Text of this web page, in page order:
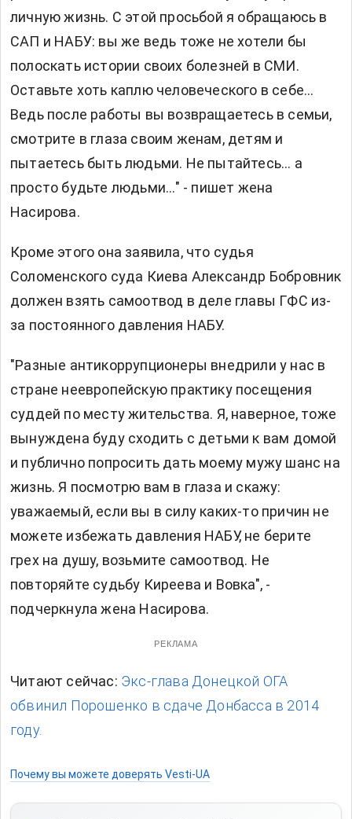
личную жизнь. С этой просьбой я обращаюсь в
САП и НАБУ: вы же ведь тоже не хотели бы
полоскать истории своих болезней в СМИ.
Оставьте хоть каплю человеческого в себе...
Ведь после работы вы возвращаетесь в семьи,
смотрите в глаза своим женам, детям и
пытаетесь быть людьми. Не пытайтесь... а
просто будьте людьми..." - пишет жена
Насирова.
Кроме этого она заявила, что судья
Соломенского суда Киева Александр Бобровник
должен взять самоотвод в деле главы ГФС из-
за постоянного давления НАБУ.
"Разные антикоррупционеры внедрили у нас в
стране неевропейскую практику посещения
суддей по месту жительства. Я, наверное, тоже
вынуждена буду сходить с детьми к вам домой
и публично попросить дать моему мужу шанс на
жизнь. Я посмотрю вам в глаза и скажу:
уважаемый, если вы в силу каких-то причин не
можете избежать давления НАБУ, не берите
грех на душу, возьмите самоотвод. Не
повторяйте судьбу Киреева и Вовка", -
подчеркнула жена Насирова.
РЕКЛАМА
Читают сейчас: Экс-глава Донецкой ОГА
обвинил Порошенко в сдаче Донбасса в 2014
году.
Почему вы можете доверять Vesti-UA